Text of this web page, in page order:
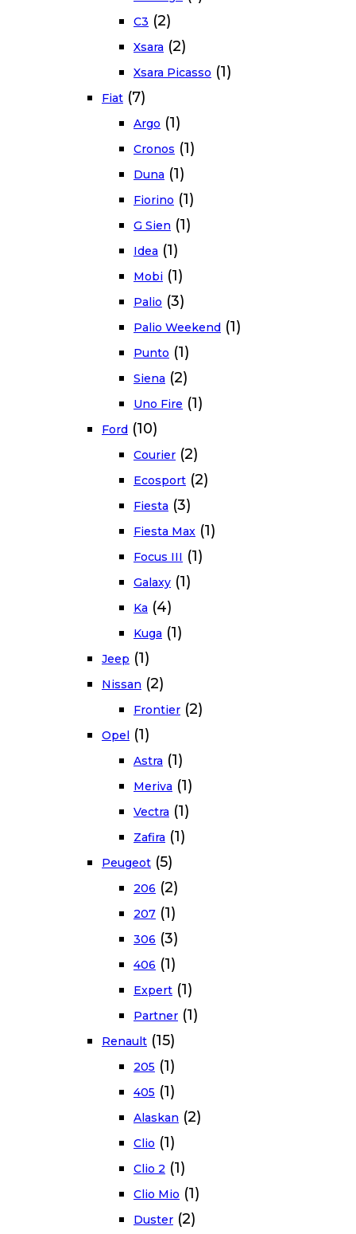
C3 (2)
Xsara (2)
Xsara Picasso (1)
Fiat (7)
Argo (1)
Cronos (1)
Duna (1)
Fiorino (1)
G Sien (1)
Idea (1)
Mobi (1)
Palio (3)
Palio Weekend (1)
Punto (1)
Siena (2)
Uno Fire (1)
Ford (10)
Courier (2)
Ecosport (2)
Fiesta (3)
Fiesta Max (1)
Focus III (1)
Galaxy (1)
Ka (4)
Kuga (1)
Jeep (1)
Nissan (2)
Frontier (2)
Opel (1)
Astra (1)
Meriva (1)
Vectra (1)
Zafira (1)
Peugeot (5)
206 (2)
207 (1)
306 (3)
406 (1)
Expert (1)
Partner (1)
Renault (15)
205 (1)
405 (1)
Alaskan (2)
Clio (1)
Clio 2 (1)
Clio Mio (1)
Duster (2)